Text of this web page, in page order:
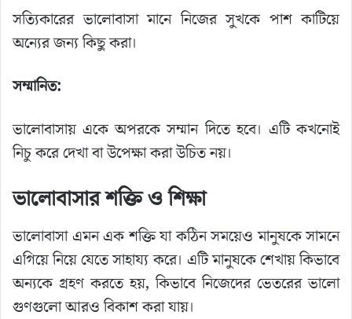
সত্যিকারের ভালোবাসা মানে নিজের সুখকে পাশ কাটিয়ে
অন্যের জন্য কিছু করা।
সম্মানিত:
ভালোবাসায় একে অপরকে সম্মান দিতে হবে। এটি কখনোই
নিচু করে দেখা বা উপেক্ষা করা উচিত নয়।
ভালোবাসার শক্তি ও শিক্ষা
ভালোবাসা এমন এক শক্তি যা কঠিন সময়েও মানুষকে সামনে
এগিয়ে নিয়ে যেতে সাহায্য করে। এটি মানুষকে শেখায় কিভাবে
অন্যকে গ্রহণ করতে হয়, কিভাবে নিজেদের ভেতরের ভালো
গুণগুলো আরও বিকাশ করা যায়।